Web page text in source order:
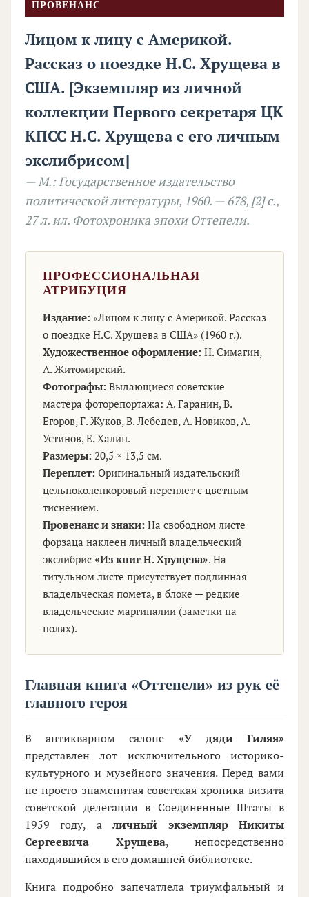
ПРОВЕНАНС
Лицом к лицу с Америкой.
Рассказ о поездке Н.С. Хрущева в
США. [Экземпляр из личной
коллекции Первого секретаря ЦК
КПСС Н.С. Хрущева с его личным
экслибрисом]
— М.: Государственное издательство
политической литературы, 1960. — 678, [2] с.,
27 л. ил. Фотохроника эпохи Оттепели.
ПРОФЕССИОНАЛЬНАЯ
АТРИБУЦИЯ
Издание: «Лицом к лицу с Америкой. Рассказ
о поездке Н.С. Хрущева в США» (1960 г.).
Художественное оформление: Н. Симагин,
А. Житомирский.
Фотографы: Выдающиеся советские
мастера фоторепортажа: А. Гаранин, В.
Егоров, Г. Жуков, В. Лебедев, А. Новиков, А.
Устинов, Е. Халип.
Размеры: 20,5 × 13,5 см.
Переплет: Оригинальный издательский
цельноколенкоровый переплет с цветным
тиснением.
Провенанс и знаки: На свободном листе
форзаца наклеен личный владельческий
экслибрис «Из книг Н. Хрущева». На
титульном листе присутствует подлинная
владельческая помета, в блоке — редкие
владельческие маргиналии (заметки на
полях).
Главная книга «Оттепели» из рук её
главного героя
В антикварном салоне «У дяди Гиляя»
представлен лот исключительного историко-
культурного и музейного значения. Перед вами
не просто знаменитая советская хроника визита
советской делегации в Соединенные Штаты в
1959 году, аличный экземпляр Никиты
Сергеевича Хрущева, непосредственно
находившийся в его домашней библиотеке.
Книга подробно запечатлела триумфальный и